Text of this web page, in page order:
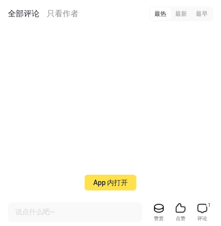
全部评论 只看作者 最热 最新 最早
说点什么吧~
赞赏 点赞
1
评论
App 内打开